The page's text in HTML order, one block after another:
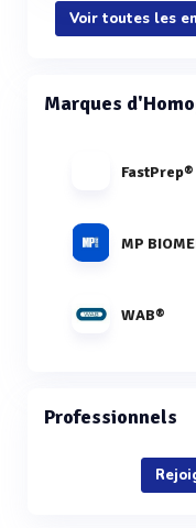
Voir toutes les
Marques
FastPrep®
MP
WAB®
Professionnels